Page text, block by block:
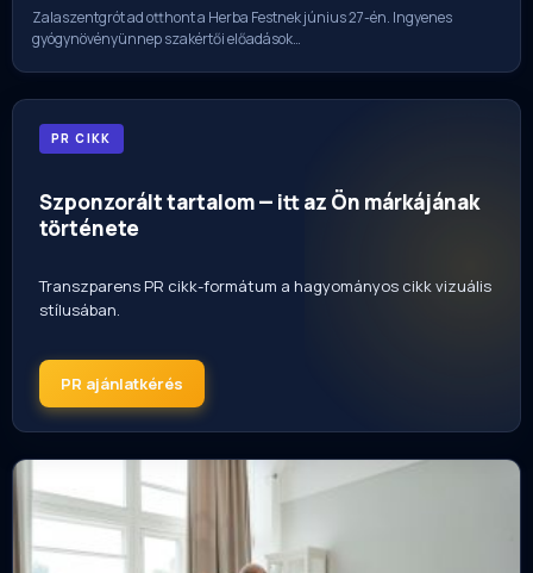
Zalaszentgrót ad otthont a Herba Festnek június 27-én. Ingyenes
gyógynövényünnep szakértői előadások…
PR CIKK
Szponzorált tartalom — itt az Ön márkájának
története
Transzparens PR cikk-formátum a hagyományos cikk vizuális
stílusában.
PR ajánlatkérés